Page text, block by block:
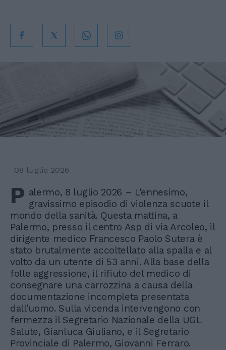
08 luglio 2026
P alermo, 8 luglio 2026 – L’ennesimo,
gravissimo episodio di violenza scuote il
mondo della sanità. Questa mattina, a
Palermo, presso il centro Asp di via Arcoleo, il
dirigente medico Francesco Paolo Sutera è
stato brutalmente accoltellato alla spalla e al
volto da un utente di 53 anni. Alla base della
folle aggressione, il rifiuto del medico di
consegnare una carrozzina a causa della
documentazione incompleta presentata
dall’uomo. Sulla vicenda intervengono con
fermezza il Segretario Nazionale della UGL
Salute, Gianluca Giuliano, e il Segretario
Provinciale di Palermo, Giovanni Ferraro.